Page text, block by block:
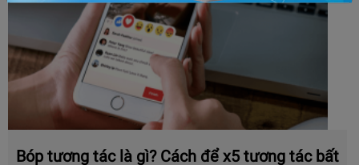
Bóp tương tác là gì? Cách để x5 tương tác bất